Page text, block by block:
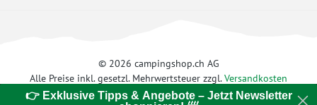
© 2026 campingshop.ch AG
Alle Preise inkl. gesetzl. Mehrwertsteuer zzgl.Versandkosten
👉 Exklusive Tipps & Angebote – Jetzt Newsletter